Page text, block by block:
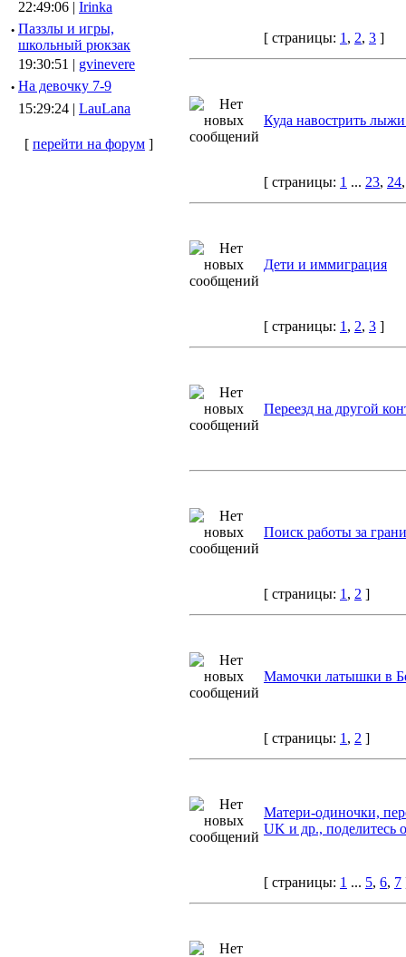
22:49:06 | Irinka
· Паззлы и игры,
школьный рюкзак
19:30:51 | gvinevere
· Hа девочку 7-9
15:29:24 | LauLana
[ перейти на форум ]
[ страницы: 1 , 2, 3 ]
Куда навострить
[ страницы: 1 ... 23, 24
Дети и иммиграция
[ страницы: 1 , 2, 3 ]
Переезд на другой
Поиск работы за
[ страницы: 1 , 2 ]
Мамочки латышки в
[ страницы: 1 , 2 ]
Матери-одиночки,
UK и др., поделитесь
[ страницы: 1 ... 5, 6, 7